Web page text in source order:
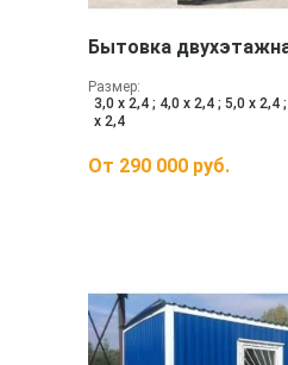
Бытовка
Размер:
3,0 х 2,4 ; 4,0 х 2,4 ; 5,0 х 2,4
х 2,4
От 290 000 руб.